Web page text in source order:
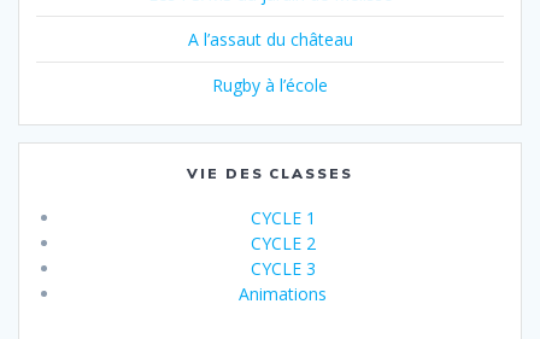
A l’assaut du château
Rugby à l’école
VIE DES CLASSES
CYCLE 1
CYCLE 2
CYCLE 3
Animations